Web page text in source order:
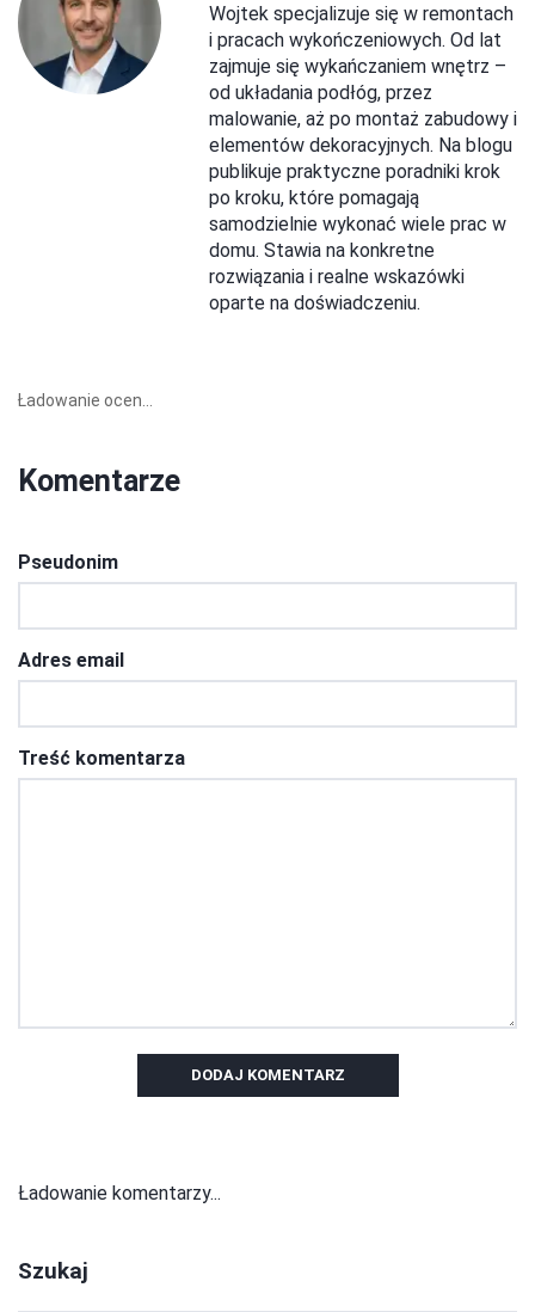
Wojtek specjalizuje się w remontach
i pracach wykończeniowych. Od lat
zajmuje się wykańczaniem wnętrz –
od układania podłóg, przez
malowanie, aż po montaż zabudowy i
elementów dekoracyjnych. Na blogu
publikuje praktyczne poradniki krok
po kroku, które pomagają
samodzielnie wykonać wiele prac w
domu. Stawia na konkretne
rozwiązania i realne wskazówki
oparte na doświadczeniu.
Ładowanie ocen...
Komentarze
Pseudonim
Adres email
Treść komentarza
DODAJ KOMENTARZ
Ładowanie komentarzy...
Szukaj